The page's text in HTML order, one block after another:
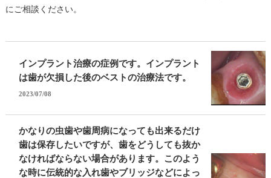
にご相談ください。
インプラント治療の症例です。インプラント
は歯が欠損した後のベストの治療法です。
2023/07/08
かなりの虫歯や歯周病になっても出来るだけ
歯は保存したいですが、歯をどうしても抜か
なければならない場合があります。このよう
な時に伝統的な入れ歯やブリッジなどによっ